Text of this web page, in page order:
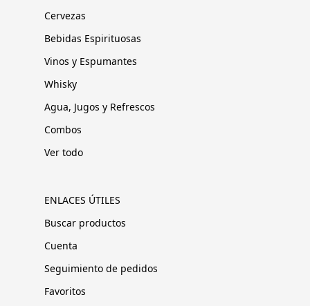
Cervezas
Bebidas Espirituosas
Vinos y Espumantes
Whisky
Agua, Jugos y Refrescos
Combos
Ver todo
ENLACES ÚTILES
Buscar productos
Cuenta
Seguimiento de pedidos
Favoritos